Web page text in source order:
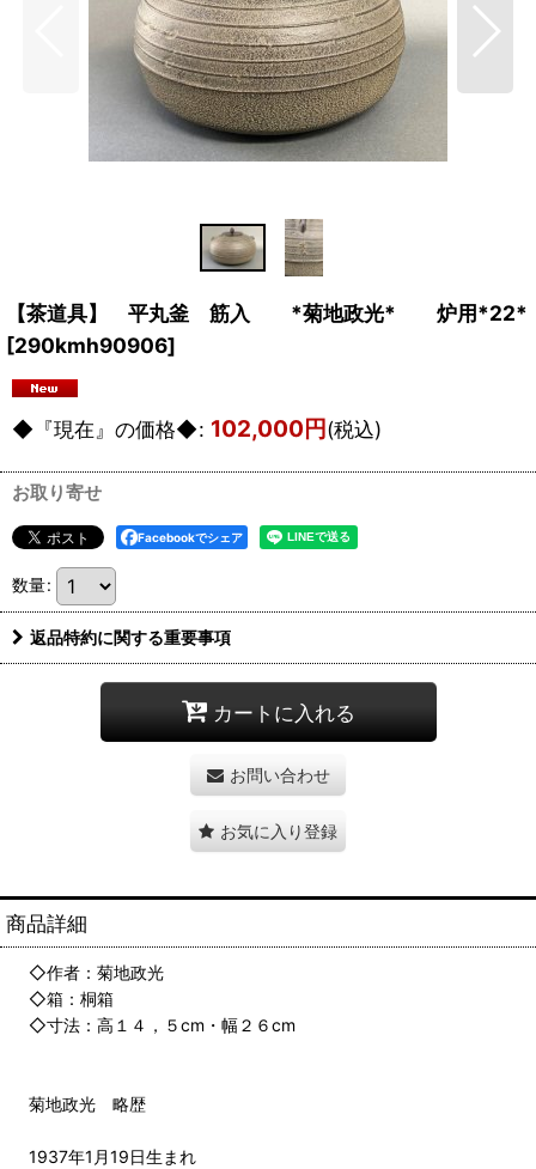
【茶道具】 平丸釜 筋入 *菊地政光* 炉用*22*
[290kmh90906]
◆『現在』の価格◆: 102,000 円(税込)
お取り寄せ
Facebookでシェア
数量:
返品特約に関する重要事項
カートに入れる
お問い合わせ
お気に入り登録
商品詳細
◇作者：菊地政光
◇箱：桐箱
◇寸法：高１４，５cm・幅２６cm
菊地政光 略歴
1937年1月19日生まれ